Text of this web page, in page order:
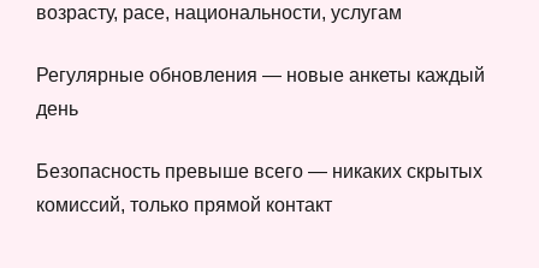
возрасту, расе, национальности, услугам
Регулярные обновления — новые анкеты каждый
день
Безопасность превыше всего — никаких скрытых
комиссий, только прямой контакт